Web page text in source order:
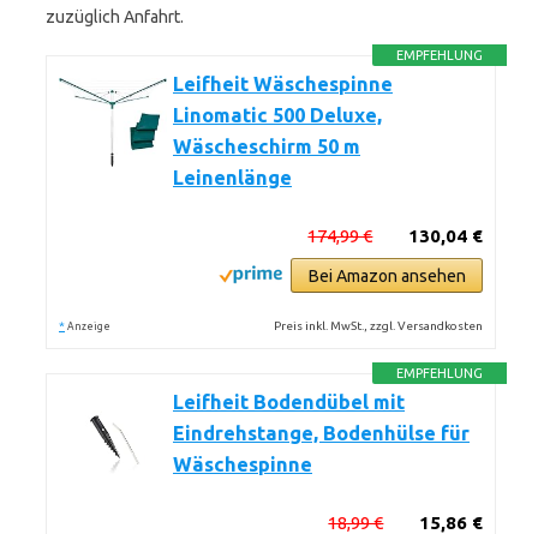
zuzüglich Anfahrt.
EMPFEHLUNG
Leifheit Wäschespinne
Linomatic 500 Deluxe,
Wäscheschirm 50 m
Leinenlänge
130,04 €
174,99 €
Bei Amazon ansehen
* Anzeige Preis inkl. MwSt., zzgl. Versandkosten
EMPFEHLUNG
Leifheit Bodendübel mit
Eindrehstange, Bodenhülse für
Wäschespinne
15,86 €
18,99 €